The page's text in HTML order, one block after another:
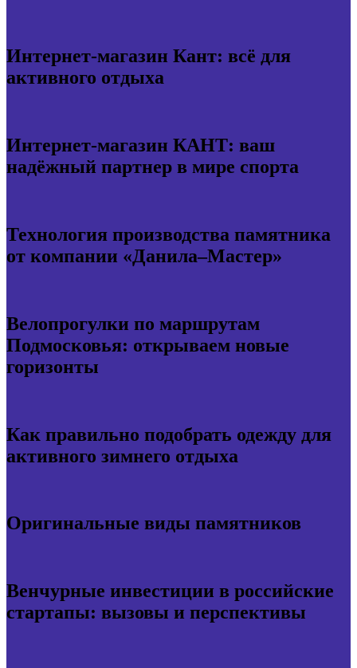
Интернет-магазин Кант: всё для
активного отдыха
Интернет-магазин КАНТ: ваш
надёжный партнер в мире спорта
Технология производства памятника
от компании «Данила–Мастер»
Велопрогулки по маршрутам
Подмосковья: открываем новые
горизонты
Как правильно подобрать одежду для
активного зимнего отдыха
Оригинальные виды памятников
Венчурные инвестиции в российские
стартапы: вызовы и перспективы